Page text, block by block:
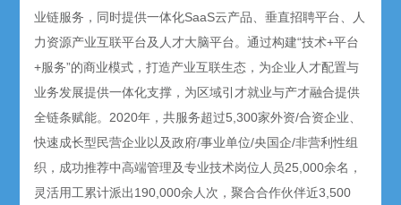
业链服务，同时提供一体化SaaS云产品、垂直招聘平台、人
力资源产业互联平台及人才大脑平台。通过构建“技术+平台
+服务”的商业模式，打造产业互联生态，为企业人才配置与
业务发展提供一体化支撑，为区域引才就业与产才融合提供
全链条赋能。2020年，共服务超过5,300家外资/合资企业、
快速成长型民营企业以及政府/事业单位/央国企/非营利性组
织，成功推荐中高端管理及专业技术岗位人员25,000余名，
灵活用工累计派出190,000余人次，聚合合作伙伴近3,500